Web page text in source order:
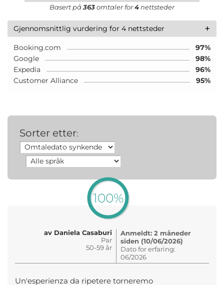
Basert på 363omtaler for4 nettsteder
+
Gjennomsnittlig vurdering for 4 nettsteder
Booking.com
97%
Google
98%
Expedia
96%
Customer Alliance
95%
Sorter etter:
100%
av Daniela Casaburi
Par
50-59 år
Anmeldt: 2 måneder
siden (10/06/2026)
Dato for erfaring:
06/2026
Un'esperienza da ripetere torneremo